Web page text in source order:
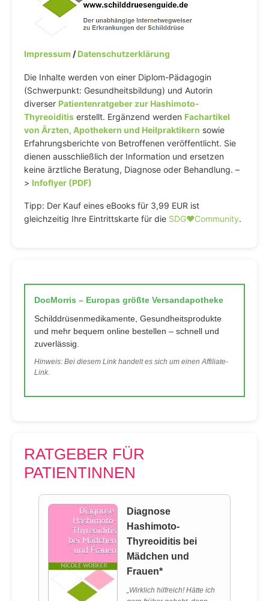
Impressum /Datenschutzerklärung
Die Inhalte werden von einer Diplom-Pädagogin
(Schwerpunkt: Gesundheitsbildung) und Autorin
diverser Patientenratgeber zur Hashimoto-
Thyreoiditis erstellt. Ergänzend werden Fachartikel
von Ärzten, Apothekern und Heilpraktikern sowie
Erfahrungsberichte von Betroffenen veröffentlicht. Sie
dienen ausschließlich der Information und ersetzen
keine ärztliche Beratung, Diagnose oder Behandlung. –
> Infoflyer (PDF)
Tipp: Der Kauf eines eBooks für 3,99 EUR ist
gleichzeitig Ihre Eintrittskarte für die SDG♥️Community.
DocMorris – Europas größte Versandapotheke
Schilddrüsenmedikamente, Gesundheitsprodukte
und mehr bequem online bestellen – schnell und
zuverlässig.
Hinweis: Bei diesem Link handelt es sich um einen Affiliate-
Link.
RATGEBER FÜR
PATIENTINNEN
Diagnose
Hashimoto-
Thyreoiditis bei
Mädchen und
Frauen*
„Wirklich hilfreich! Hätte ich